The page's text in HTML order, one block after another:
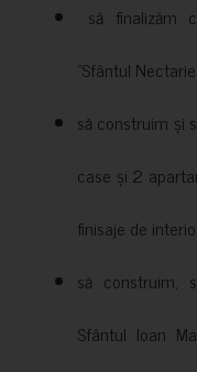
să finalizăm
”Sfântul
să construim și
case și 2
finisaje de
să construim,
Sfântul Ioan